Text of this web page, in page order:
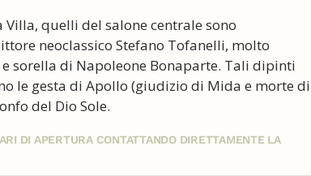
quelli del salone centrale sono
neoclassico Stefano Tofanelli, molto
sorella di Napoleone Bonaparte. Tali dipinti
le gesta di Apollo (giudizio di Mida e morte di
del Dio Sole.
DI APERTURA CONTATTANDO DIRETTAMENTE LA